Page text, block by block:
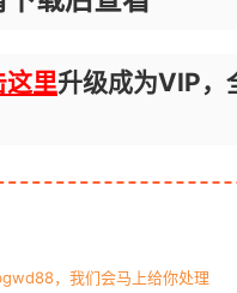
这里升级成为VIP，
，我们会马上给你处理